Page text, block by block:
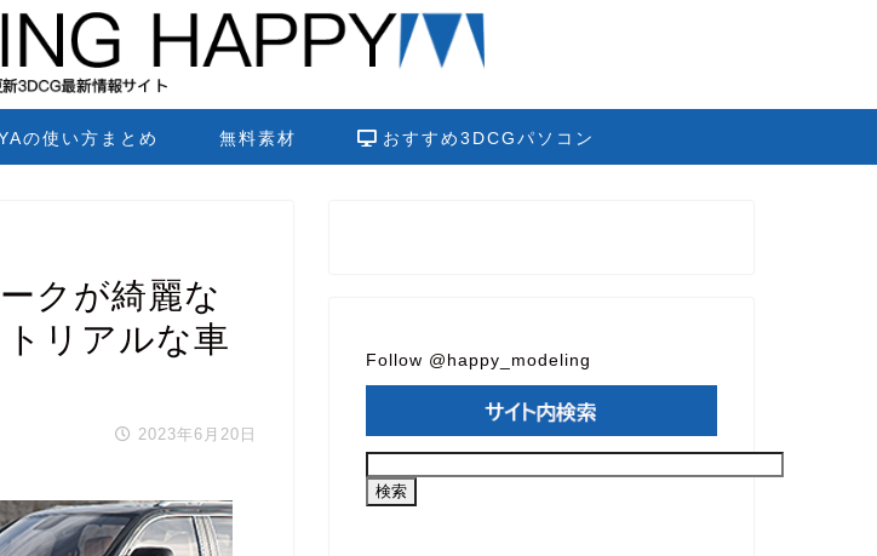
の使い方まとめ 無料素材 おすすめ3DCGパソコン
クが綺麗な
リアルな車
2023年6月20日
Follow @happy_modeling